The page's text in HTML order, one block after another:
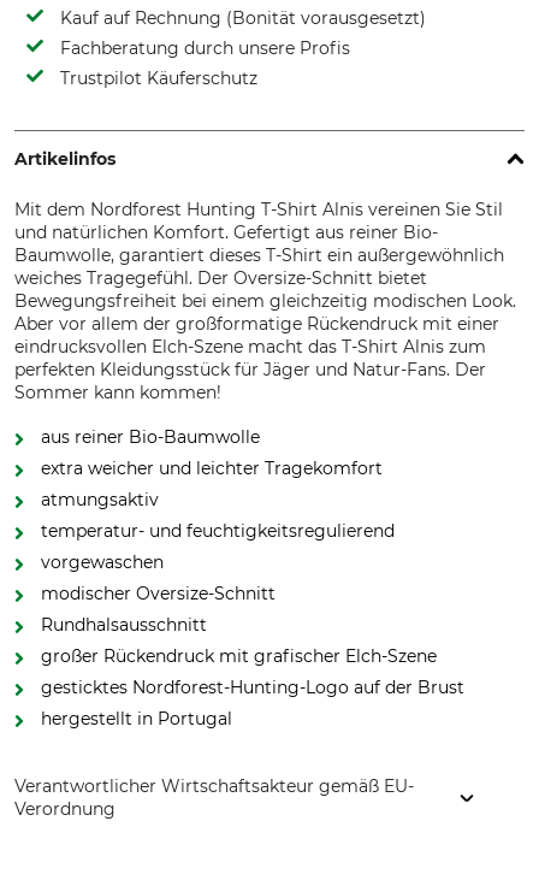
Kauf auf Rechnung (Bonität vorausgesetzt)
Fachberatung durch unsere Profis
Trustpilot Käuferschutz
Artikelinfos
Mit dem Nordforest Hunting T-Shirt Alnis vereinen Sie Stil
und natürlichen Komfort. Gefertigt aus reiner Bio-
Baumwolle, garantiert dieses T-Shirt ein außergewöhnlich
weiches Tragegefühl. Der Oversize-Schnitt bietet
Bewegungsfreiheit bei einem gleichzeitig modischen Look.
Aber vor allem der großformatige Rückendruck mit einer
eindrucksvollen Elch-Szene macht das T-Shirt Alnis zum
perfekten Kleidungsstück für Jäger und Natur-Fans. Der
Sommer kann kommen!
aus reiner Bio-Baumwolle
extra weicher und leichter Tragekomfort
atmungsaktiv
temperatur- und feuchtigkeitsregulierend
vorgewaschen
modischer Oversize-Schnitt
Rundhalsausschnitt
großer Rückendruck mit grafischer Elch-Szene
gesticktes Nordforest-Hunting-Logo auf der Brust
hergestellt in Portugal
Verantwortlicher Wirtschaftsakteur gemäß EU-
Verordnung